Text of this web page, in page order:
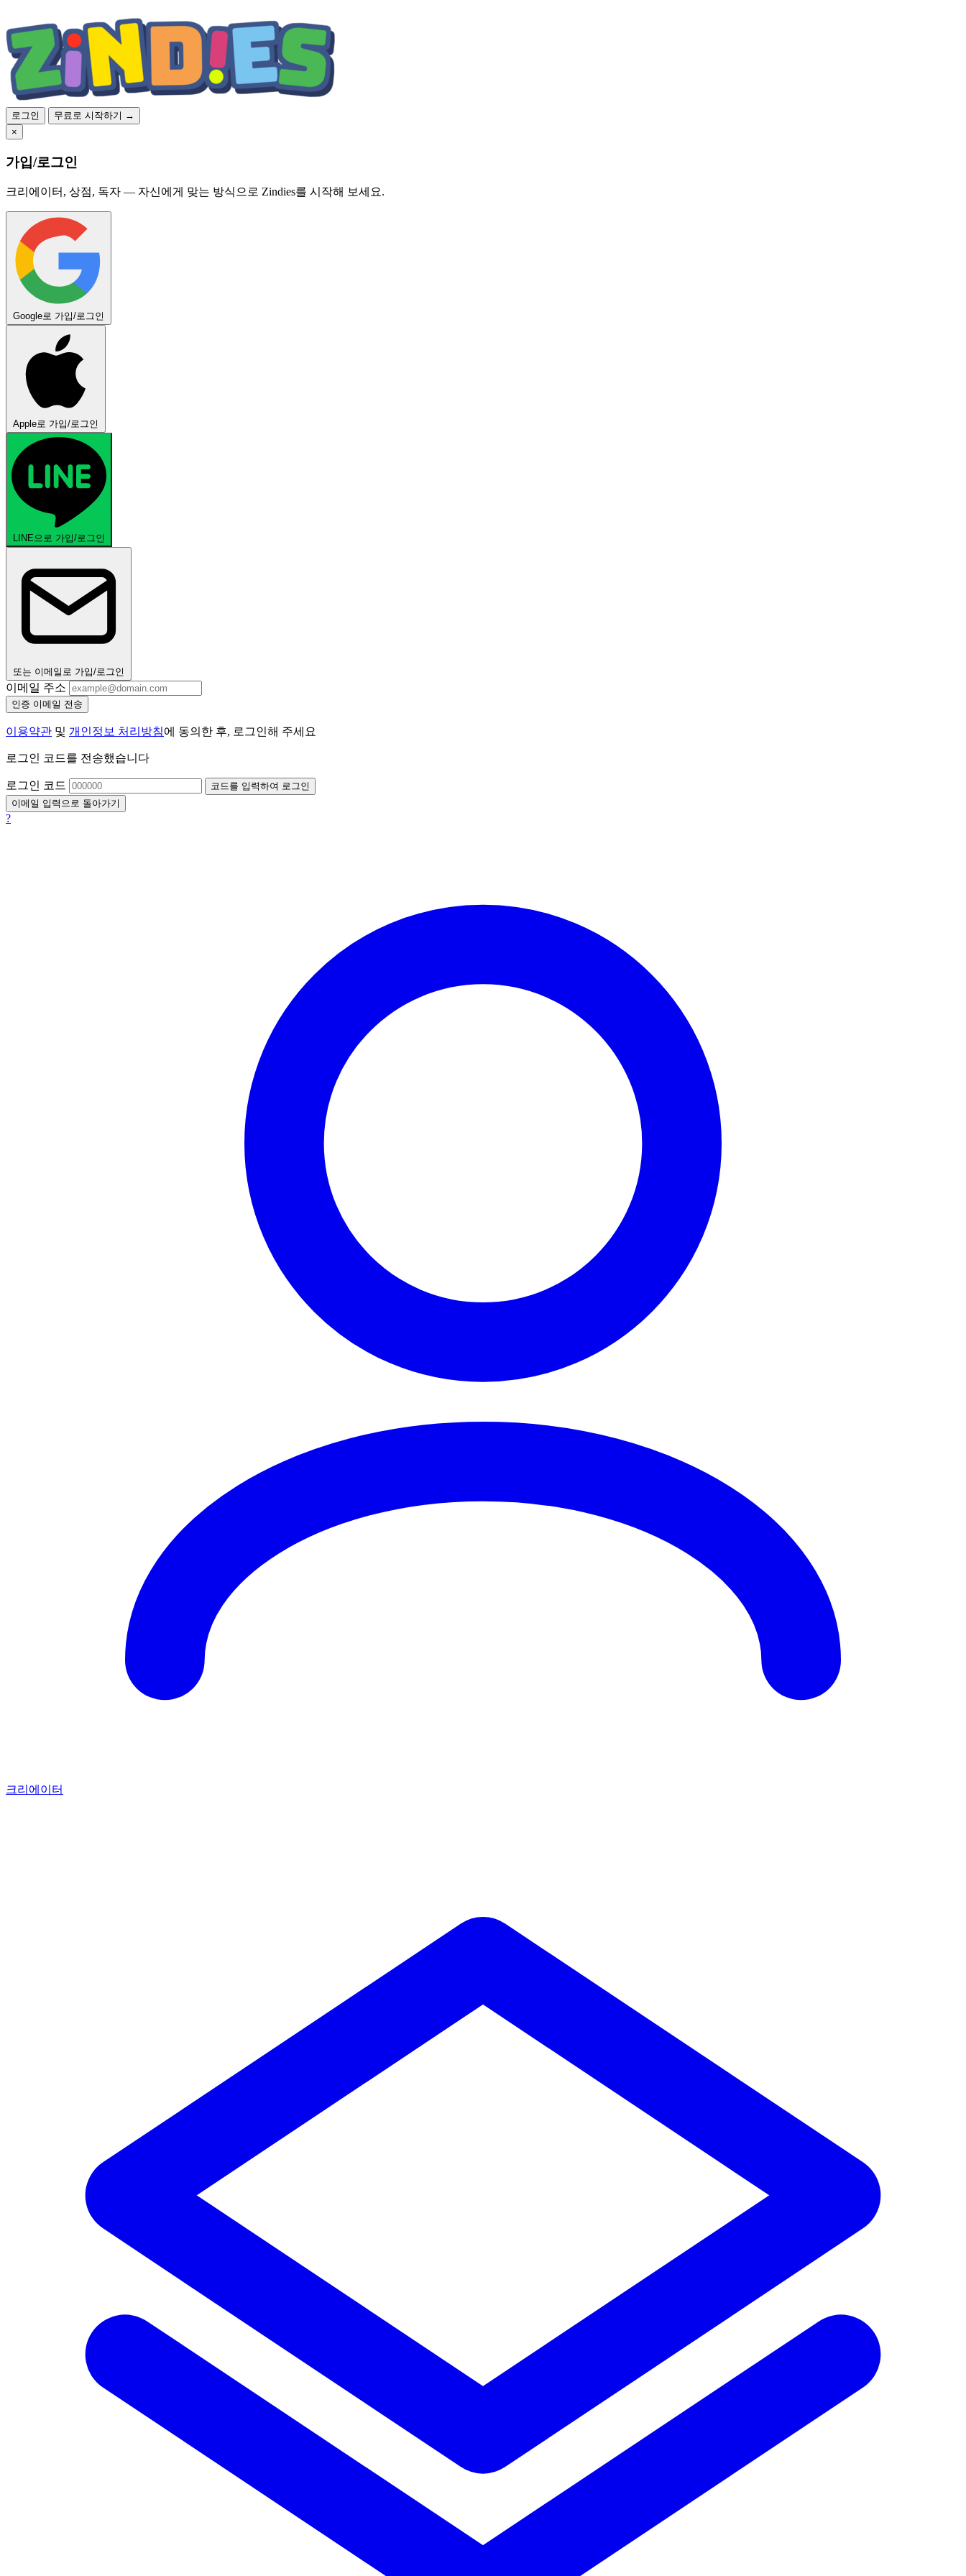
로그인
무료로 시작하기 →
×
가입/로그인
크리에이터, 상점, 독자 — 자신에게 맞는 방식으로 Zindies를 시작해 보세요.
Google로 가입/로그인
Apple로 가입/로그인
LINE으로 가입/로그인
또는 이메일로 가입/로그인
이메일 주소
인증 이메일 전송
이용약관 및 개인정보 처리방침에 동의한 후, 로그인해 주세요
로그인 코드를 전송했습니다
로그인 코드
코드를 입력하여 로그인
이메일 입력으로 돌아가기
?
크리에이터